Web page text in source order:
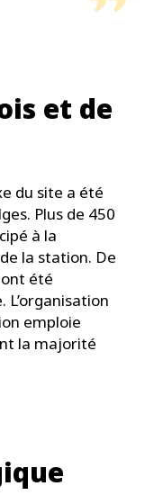
et de
du site a été
Plus de 450
à la
la station. De
été
emploie
la majorité